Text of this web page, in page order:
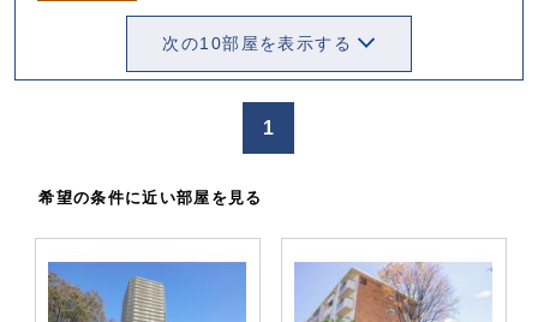
次の10部屋を表示する
1
希望の条件に近い部屋を見る